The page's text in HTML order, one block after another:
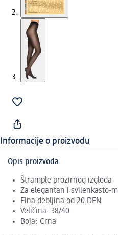
Informacije o proizvodu
Opis proizvoda
Štrample prozirnog izgleda
Za elegantan i svilenkasto-
Fina debljina od 20 DEN
Veličina: 38/40
Boja: Crna